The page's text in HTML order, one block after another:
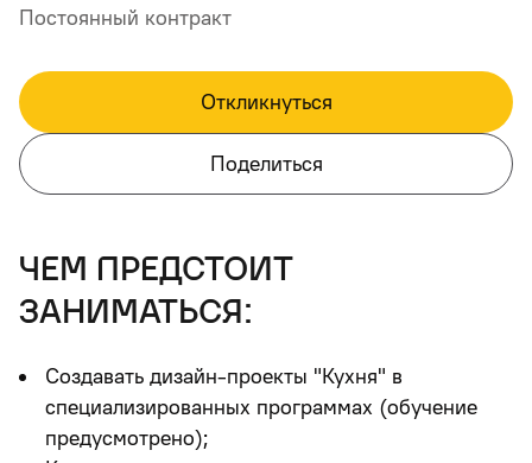
Постоянный контракт
Откликнуться
Поделиться
чем предстоит
заниматься:
Создавать дизайн-проекты "Кухня" в
специализированных программах (обучение
предусмотрено);